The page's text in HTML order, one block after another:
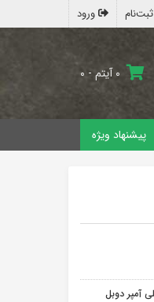
ورود ثبت‌نام
۰ آیتم - ۰
پیشنهاد ویژه